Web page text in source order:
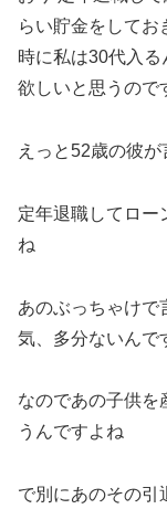
らい貯金をしてお
時に私は30代入
欲しいと思うので
えっと52歳の彼
定年退職してロー
ね
あのぶっちゃけで
気、多分ないんで
なのであの子供を
うんですよね
で別にあのその引